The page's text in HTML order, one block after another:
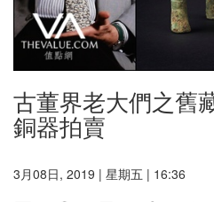
古董界老大們之
銅器拍賣
3月08日, 2019 | 星期五 | 16:36